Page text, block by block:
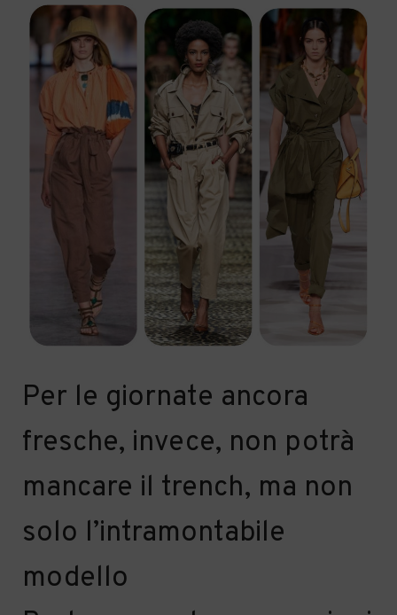
Per le giornate ancora
fresche, invece, non potrà
mancare il trench, ma non
solo l’intramontabile
modello